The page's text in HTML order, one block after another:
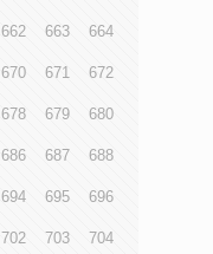
662 663 664
670 671 672
678 679 680
686 687 688
694 695 696
702 703 704